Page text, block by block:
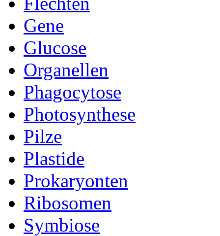
Gene
Glucose
Organellen
Phagocytose
Photosynthese
Pilze
Plastide
Prokaryonten
Ribosomen
Symbiose